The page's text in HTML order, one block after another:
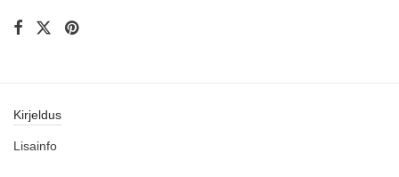
Kirjeldus
Lisainfo